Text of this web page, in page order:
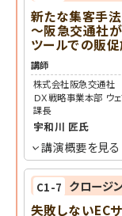
新たな集客手
～阪急交通社
ツールでの販
講師
株式会社阪急交通社
ＤＸ戦略事業本部 ウ
課長
宇和川 匠氏
講演概要を見る
C1-7 クロージ
失敗しないEC